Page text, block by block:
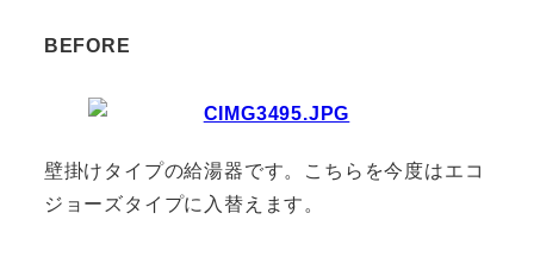
BEFORE
壁掛けタイプの給湯器です。こちらを今度はエコ
ジョーズタイプに入替えます。